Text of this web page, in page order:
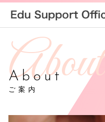
About
ご案内